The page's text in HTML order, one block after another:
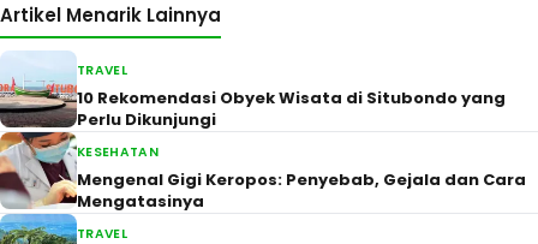
Artikel Menarik Lainnya
TRAVEL
10 Rekomendasi Obyek Wisata di Situbondo yang
Perlu Dikunjungi
KESEHATAN
Mengenal Gigi Keropos: Penyebab, Gejala dan Cara
Mengatasinya
TRAVEL